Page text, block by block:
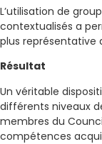
L’utilisation de
contextualisés a
plus représentative
Résultat
Un véritable
différents niveaux
membres du
compétences